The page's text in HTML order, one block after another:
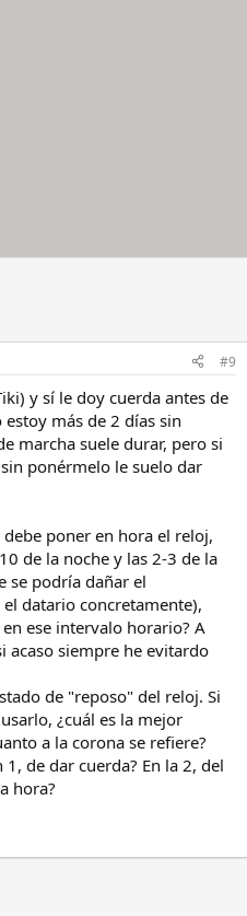
#9
y sí le doy cuerda antes de
más de 2 días sin
marcha suele durar, pero si
ponérmelo le suelo dar
debe poner en hora el reloj,
de la noche y las 2-3 de la
se podría dañar el
datario concretamente),
ese intervalo horario? A
siempre he evitardo
de "reposo" del reloj. Si
¿cuál es la mejor
a la corona se refiere?
de dar cuerda? En la 2, del
hora?